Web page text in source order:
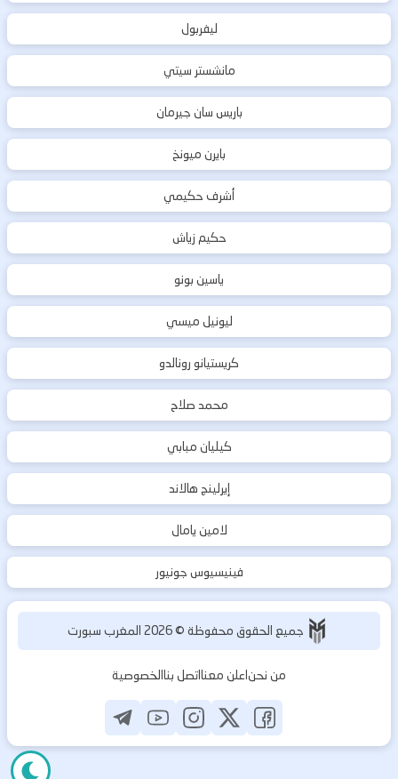
ليفربول
مانشستر سيتي
باريس سان جيرمان
بايرن ميونخ
أشرف حكيمي
حكيم زياش
ياسين بونو
ليونيل ميسي
كريستيانو رونالدو
محمد صلاح
كيليان مبابي
إيرلينج هالاند
لامين يامال
فينيسيوس جونيور
جميع الحقوق محفوظة ©2026المغرب سبورت
من نحناعلن معنااتصل بناالخصوصية